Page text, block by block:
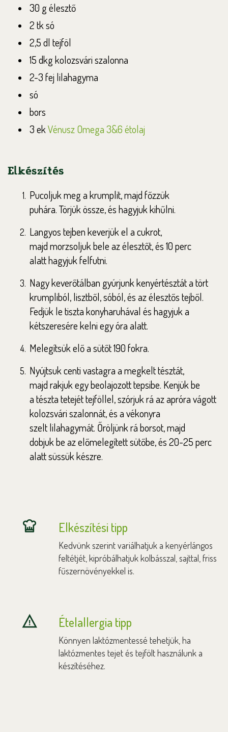
30 g élesztő
2 tk só
2,5 dl tejföl
15 dkg kolozsvári szalonna
2-3 fej lilahagyma
só
bors
3 ekVénusz Omega 3&6 étolaj
Elkészítés
Pucoljuk meg a krumplit, majd főzzük
puhára.Törjük össze, és hagyjuk kihűlni.
Langyos tejben keverjük el a cukrot,
majdmorzsoljuk bele az élesztőt, és 10 perc
alatthagyjuk felfutni.
Nagy keverőtálban gyúrjunk kenyértésztát atört
krumpliból, lisztből, sóból, és az élesztőstejből.
Fedjük le tiszta konyharuhával éshagyjuk a
kétszeresére kelni egy óra alatt.
Melegítsük elő a sütőt 190 fokra.
Nyújtsuk centi vastagra a megkelt tésztát,
majdrakjuk egy beolajozott tepsibe. Kenjük be
atészta tetejét tejföllel, szórjuk rá az apróravágott
kolozsvári szalonnát, és a vékonyra
szeltlilahagymát. Őröljünk rá borsot, majd
dobjukbe az előmelegített sütőbe, és 20-25 perc
alattsüssük készre.
Elkészítési tipp
Kedvünk szerint variálhatjuk a kenyérlángos
feltétjét, kipróbálhatjuk kolbásszal, sajttal, friss
fűszernövényekkel is.
Ételallergia tipp
Könnyen laktózmentessé tehetjük, ha
laktózmentes tejet és tejfölt használunk a
készítéséhez.